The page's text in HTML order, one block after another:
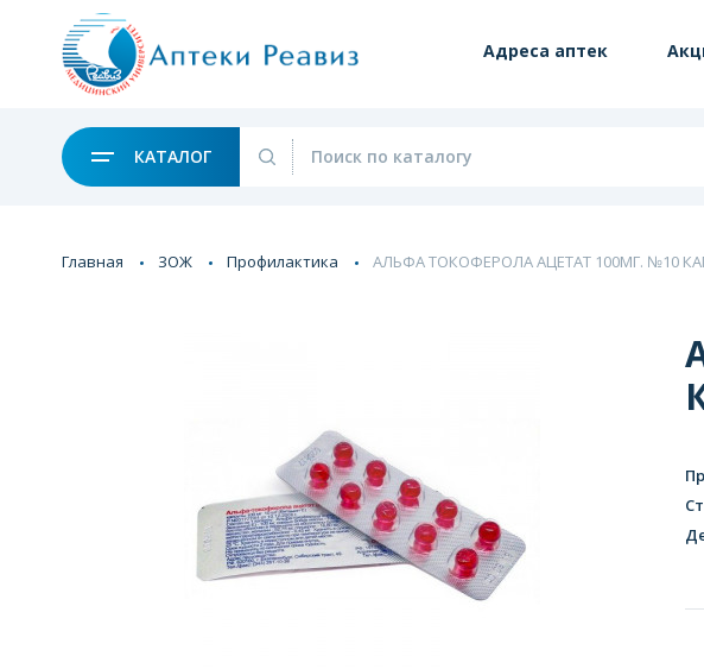
Адреса аптек
КАТАЛОГ
Главная ЗОЖ Профилактика АЛЬФА ТОКОФЕРОЛА АЦЕТАТ 100МГ. №10